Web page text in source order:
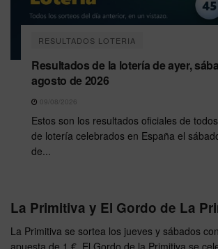
RESULTADOS LOTERIA
Resultados de la lotería de ayer,
agosto de 2026
09/08/2026
Estos son los resultados oficiales de
de lotería celebrados en España el
de...
La Primitiva y El Gordo de La
La Primitiva se sortea los jueves y sábados